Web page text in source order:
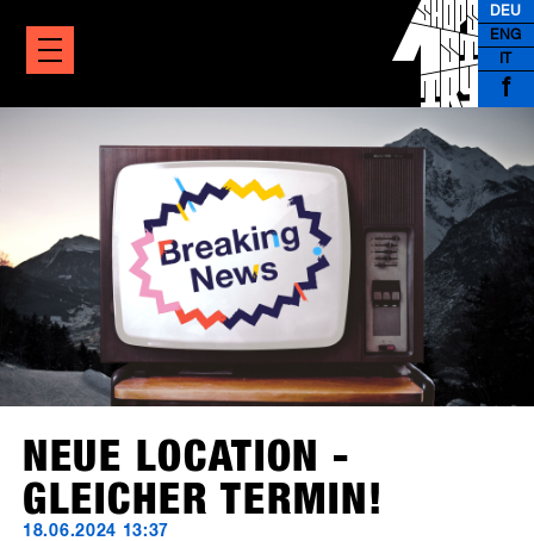
DEU
ENG
f
NEUE LOCATION -
GLEICHER TERMIN!
18.06.2024 13:37